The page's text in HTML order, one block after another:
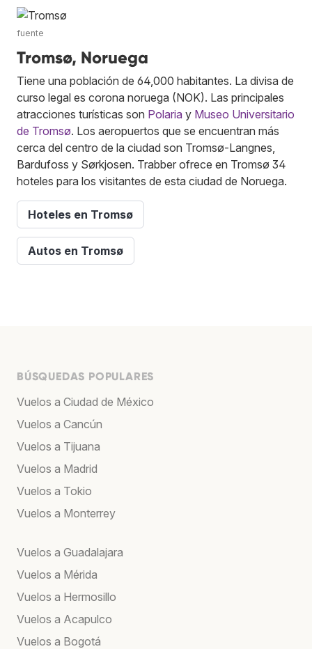
fuente
Tromsø, Noruega
Tiene una población de 64,000 habitantes. La divisa de
curso legal es corona noruega (NOK). Las principales
atracciones turísticas son Polaria y Museo Universitario
de Tromsø. Los aeropuertos que se encuentran más
cerca del centro de la ciudad son Tromsø-Langnes,
Bardufoss y Sørkjosen. Trabber ofrece en Tromsø 34
hoteles para los visitantes de esta ciudad de Noruega.
Hoteles en Tromsø
Autos en Tromsø
BÚSQUEDAS POPULARES
Vuelos a Ciudad de México
Vuelos a Cancún
Vuelos a Tijuana
Vuelos a Madrid
Vuelos a Tokio
Vuelos a Monterrey
Vuelos a Guadalajara
Vuelos a Mérida
Vuelos a Hermosillo
Vuelos a Acapulco
Vuelos a Bogotá